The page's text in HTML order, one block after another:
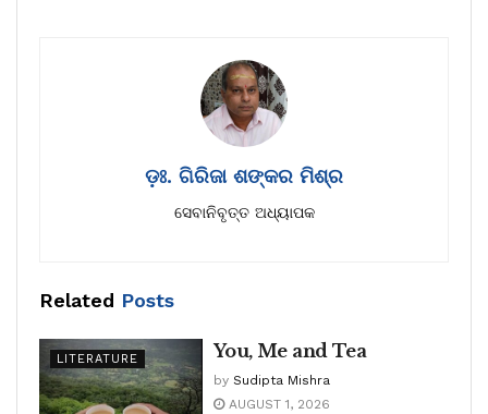
ଡ଼ଃ. ଗିରିଜା ଶଙ୍କର ମିଶ୍ର
ସେବାନିବୃତ୍ତ ଅଧ୍ୟାପକ
Related Posts
LITERATURE You, Me and Tea
by Sudipta Mishra
AUGUST 1, 2026